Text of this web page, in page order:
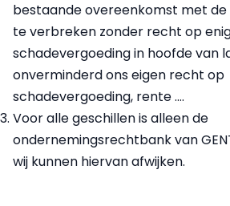
bestaande overeenkomst met
te verbreken zonder recht op
schadevergoeding in hoofde van
onverminderd ons eigen recht op
schadevergoeding, rente ….
Voor alle geschillen is alleen de
ondernemingsrechtbank van
wij kunnen hiervan afwijken.